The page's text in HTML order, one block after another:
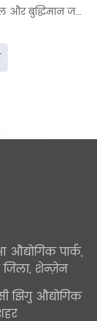
CAZN | 7/8 कनेक्टर (डिजिटल और बुद्धिमान जहाज उपकरण को साकार करने के लिए आदर्श विकल्प)
औद्योगिक पार्क,
जिला, शेन्ज़ेन
झिगु औद्योगिक